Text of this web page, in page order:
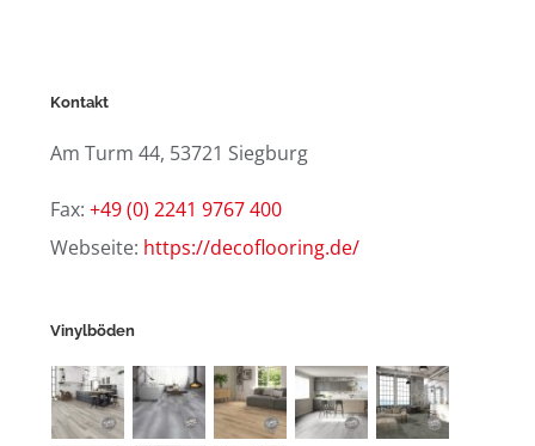
Kontakt
Am Turm 44, 53721 Siegburg
Fax: +49 (0) 2241 9767 400
Webseite: https://decoflooring.de/
Vinylböden